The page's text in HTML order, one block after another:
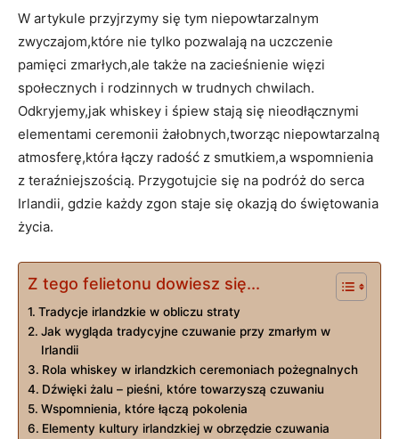
W artykule przyjrzymy się tym niepowtarzalnym
zwyczajom,które nie tylko pozwalają na uczczenie
pamięci zmarłych,ale także na zacieśnienie więzi
społecznych i rodzinnych w trudnych chwilach.
Odkryjemy,jak whiskey i śpiew stają się nieodłącznymi
elementami ceremonii żałobnych,tworząc niepowtarzalną
atmosferę,która łączy radość z smutkiem,a wspomnienia
z teraźniejszością. Przygotujcie się na podróż do serca
Irlandii, gdzie każdy zgon staje się okazją do świętowania
życia.
Z tego felietonu dowiesz się...
Tradycje irlandzkie w obliczu straty
Jak wygląda tradycyjne czuwanie przy zmarłym w
Irlandii
Rola whiskey w irlandzkich ceremoniach pożegnalnych
Dźwięki żalu – pieśni, które towarzyszą czuwaniu
Wspomnienia, które łączą pokolenia
Elementy kultury irlandzkiej w obrzędzie czuwania